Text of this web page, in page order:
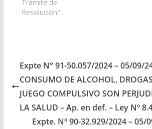
el uso de dispositivos
digitales, tales como
alumnos y alumnas, en
los establecimientos
Educativos…
Trámite de
Resolución"
Expte N° 91-50.057/2024 – 05/09/
CONSUMO DE ALCOHOL,
JUEGO COMPULSIVO SON
LA SALUD – Ap. en def. – Ley Nº
Expte. Nº 90-32.929/2024 – 05/